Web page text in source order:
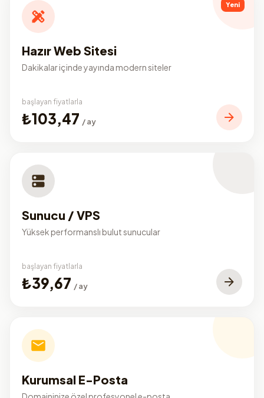
Yeni
Hazır Web Sitesi
Dakikalar içinde yayında modern siteler
başlayan fiyatlarla
₺103,47 / ay
Sunucu / VPS
Yüksek performanslı bulut sunucular
başlayan fiyatlarla
₺39,67 / ay
Kurumsal E-Posta